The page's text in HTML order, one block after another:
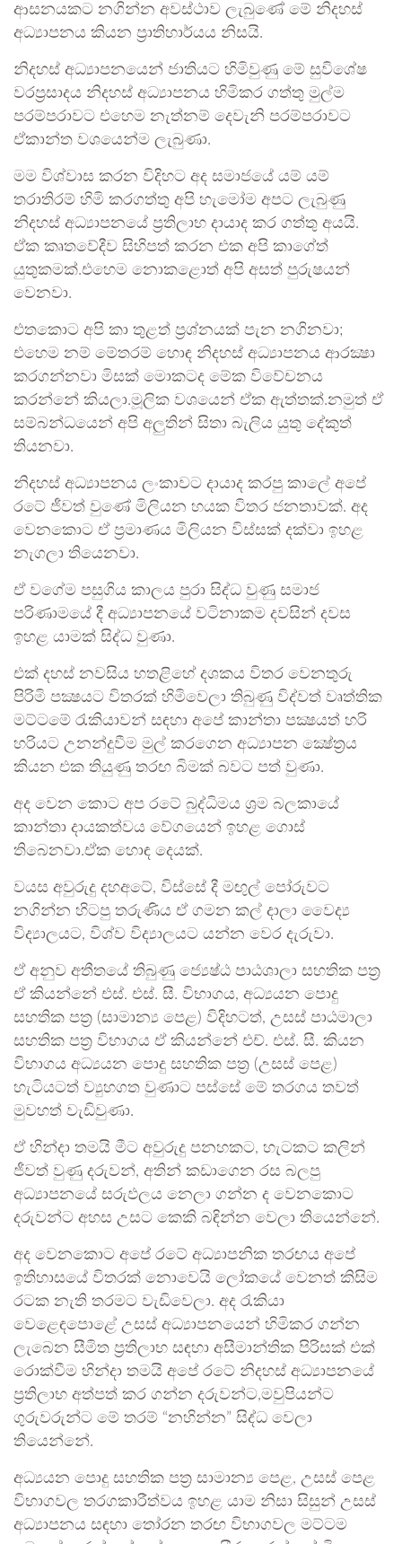
ආසනයකට නගින්න අවස්ථාව ලැබුණේ මේ නිදහස්
අධ්‍යාපනය කියන ප්‍රාතිහාර්යය නිසයි.
නිදහස් අධ්‍යාපනයෙන් ජාතියට හිමිවුණු මේ සුවිශේෂ
වරප්‍රසාදය නිදහස් අධ්‍යාපනය හිමිකර ගත්තු මුල්ම
පරම්පරාවට එහෙම නැත්නම් දෙවැනි පරම්පරාවට
ඒකාන්ත වශයෙන්ම ලැබුණා.
මම විශ්වාස කරන විදිහට අද සමාජයේ යම් යම්
තරාතිරම් හිමි කරගත්තු අපි හැමෝම අපට ලැබුණු
නිදහස් අධ්‍යාපනයේ ප්‍රතිලාභ දායාද කර ගත්තු අයයි.
ඒක කෘතවේදීව සිහිපත් කරන එක අපි කාගේත්
යුතුකමක්.එහෙම නොකළොත් අපි අසත් පුරුෂයන්
වෙනවා.
එතකොට අපි කා තුළත් ප්‍රශ්නයක් පැන නගිනවා;
එහෙම නම් මේතරම් හොඳ නිදහස් අධ්‍යාපනය ආරක්‍ෂා
කරගන්නවා මිසක් මොකටද මේක විවේචනය
කරන්නේ කියලා.මූලික වශයෙන් ඒක ඇත්තක්.නමුත් ඒ
සම්බන්ධයෙන් අපි අලුතින් සිතා බැලිය යුතු දේකුත්
තියනවා.
නිදහස් අධ්‍යාපනය ලංකාවට දායාද කරපු කාලේ අපේ
රටේ ජීවත් වුණේ මිලියන හයක විතර ජනතාවක්. අද
වෙනකොට ඒ ප්‍රමාණය මිලියන විස්සක් දක්වා ඉහළ
නැගලා තියෙනවා.
ඒ වගේම පසුගිය කාලය පුරා සිද්ධ වුණු සමාජ
පරිණාමයේ දී අධ්‍යාපනයේ වටිනාකම දවසින් දවස
ඉහළ යාමක් සිද්ධ වුණා.
එක් දහස් නවසිය හතළිහේ දශකය විතර වෙනතුරු
පිරිමි පක්‍ෂයට විතරක් හිමිවෙලා තිබුණු විද්වත් වෘත්තික
මට්ටමේ රැකියාවන් සඳහා අපේ කාන්තා පක්‍ෂයත් හරි
හරියට උනන්දුවීම මුල් කරගෙන අධ්‍යාපන ක්‍ෂේත්‍රය
කියන එක තියුණු තරඟ බිමක් බවට පත් වුණා.
අද වෙන කොට අප රටේ බුද්ධිමය ශ්‍රම බලකායේ
කාන්තා දායකත්වය වේගයෙන් ඉහළ ගොස්
තිබෙනවා.ඒක හොඳ දෙයක්.
වයස අවුරුදු දහඅටේ, විස්සේ දී මඟුල් පෝරුවට
නගින්න හිටපු තරුණිය ඒ ගමන කල් දාලා වෛද්‍ය
විද්‍යාලයට, විශ්ව විද්‍යාලයට යන්න වෙර දැරුවා.
ඒ අනුව අතීතයේ තිබුණු ජ්‍යෙෂ්ඨ පාඨශාලා සහතික පත්‍ර
ඒ කියන්නේ එස්. එස්. සී. විභාගය, අධ්‍යයන පොදු
සහතික පත්‍ර (සාමාන්‍ය පෙළ) විදිහටත්, උසස් පාඨමාලා
සහතික පත්‍ර විභාගය ඒ කියන්නේ එච්. එස්. සී. කියන
විභාගය අධ්‍යයන පොදු සහතික පත්‍ර (උසස් පෙළ)
හැටියටත් ව්‍යුහගත වුණාට පස්සේ මේ තරගය තවත්
මුවහත් වැඩිවුණා.
ඒ හින්දා තමයි මීට අවුරුදු පනහකට, හැටකට කලින්
ජීවත් වුණු දරුවන්, අතින් කඩාගෙන රස බලපු
අධ්‍යාපනයේ සරුඵලය නෙලා ගන්න ද වෙනකොට
දරුවන්ට අහස උසට කෙකි බඳින්න වෙලා තියෙන්නේ.
අද වෙනකොට අපේ රටේ අධ්‍යාපනික තරඟය අපේ
ඉතිහාසයේ විතරක් නොවෙයි ලෝකයේ වෙනත් කිසිම
රටක නැති තරමට වැඩිවෙලා. අද රැකියා
වෙළෙඳපොළේ උසස් අධ්‍යාපනයෙන් හිමිකර ගන්න
ලැබෙන සීමිත ප්‍රතිලාභ සඳහා අසීමාන්තික පිරිසක් එක්
රොක්වීම හින්දා තමයි අපේ රටේ නිදහස් අධ්‍යාපනයේ
ප්‍රතිලාභ අත්පත් කර ගන්න දරුවන්ට,මවුපියන්ට
ගුරුවරුන්ට මේ තරම් “නහින්න” සිද්ධ වෙලා
තියෙන්නේ.
අධ්‍යයන පොදු සහතික පත්‍ර සාමාන්‍ය පෙළ, උසස් පෙළ
විභාගවල තරගකාරීත්වය ඉහළ යාම නිසා සිසුන් උසස්
අධ්‍යාපනය සඳහා තෝරන තරඟ විභාගවල මට්ටම